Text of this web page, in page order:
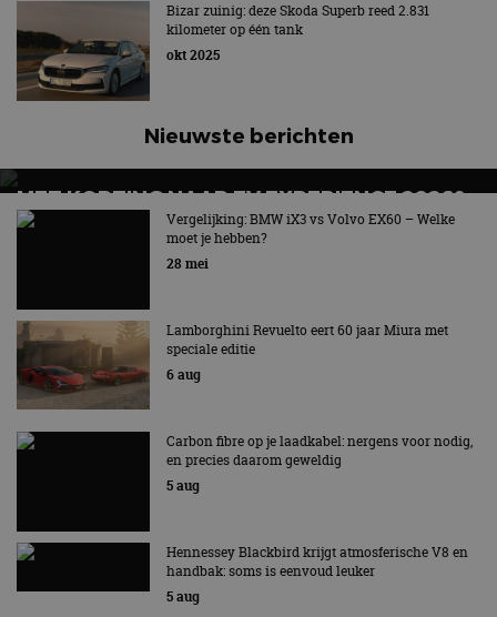
Bizar zuinig: deze Skoda Superb reed 2.831
kilometer op één tank
okt 2025
Nieuwste berichten
MET KORTING NAAR EV EXPERIENCE 2026?
AUTORAI REGELT HET!
EV Experience 2026 van 24 tot 26 september
Vergelijking: BMW iX3 vs Volvo EX60 – Welke
moet je hebben?
28 mei
Lamborghini Revuelto eert 60 jaar Miura met
speciale editie
6 aug
Carbon fibre op je laadkabel: nergens voor nodig,
en precies daarom geweldig
5 aug
Hennessey Blackbird krijgt atmosferische V8 en
handbak: soms is eenvoud leuker
5 aug